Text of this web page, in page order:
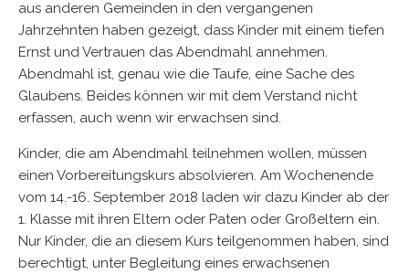
aus anderen Gemeinden in den vergangenen
Jahrzehnten haben gezeigt, dass Kinder mit einem tiefen
Ernst und Vertrauen das Abendmahl annehmen.
Abendmahl ist, genau wie die Taufe, eine Sache des
Glaubens. Beides können wir mit dem Verstand nicht
erfassen, auch wenn wir erwachsen sind.
Kinder, die am Abendmahl teilnehmen wollen, müssen
einen Vorbereitungskurs absolvieren. Am Wochenende
vom 14.-16. September 2018 laden wir dazu Kinder ab der
1. Klasse mit ihren Eltern oder Paten oder Großeltern ein.
Nur Kinder, die an diesem Kurs teilgenommen haben, sind
berechtigt, unter Begleitung eines erwachsenen